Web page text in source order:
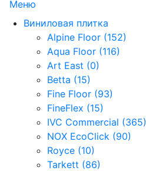
Меню
Виниловая плитка
Alpine Floor (152)
Aqua Floor (116)
Art East (0)
Betta (15)
Fine Floor (93)
FineFlex (15)
IVC Commercial (365)
NOX EcoClick (90)
Royce (10)
Tarkett (86)